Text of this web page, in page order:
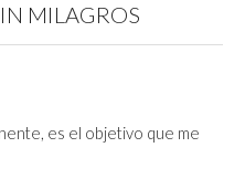
MILAGROS
es el objetivo que me